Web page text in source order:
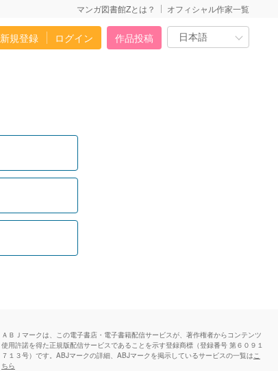
マンガ図書館Zとは？ オフィシャル作家一覧
新規登録 ログイン 作品投稿
ＡＢＪマークは、この電子書店・電子書籍配信サービスが、著作権者からコンテンツ
使用許諾を得た正規版配信サービスであることを示す登録商標（登録番号 第６０９１
７１３号）です。ABJマークの詳細、ABJマークを掲示しているサービスの一覧はこ
ちら